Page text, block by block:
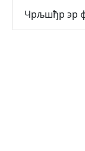
Чрљшђр эр